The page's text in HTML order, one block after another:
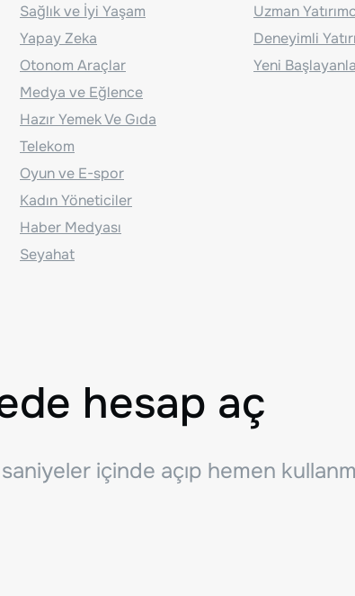
Sağlık ve İyi Yaşam
Yapay Zeka
Otonom Araçlar
Medya ve Eğlence
Hazır Yemek Ve Gıda
Telekom
Oyun ve E-spor
Kadın Yöneticiler
Haber Medyası
Seyahat
Uzman
Deneyimli
Yeni
hesap aç
içinde açıp hemen